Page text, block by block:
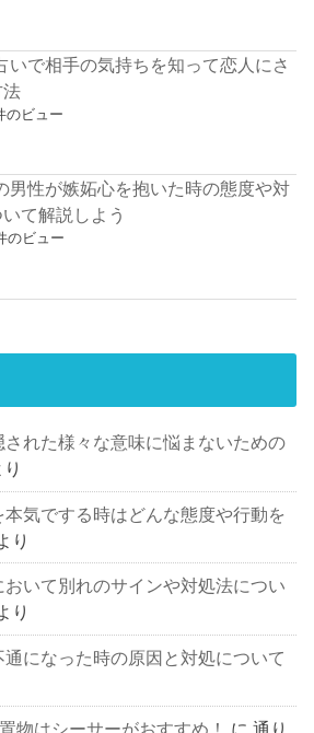
いで相手の気持ちを知って恋人にさ
法
のビュー
男性が嫉妬心を抱いた時の態度や対
て解説しよう
のビュー
れた様々な意味に悩まないための
り
気でする時はどんな態度や行動を
り
いて別れのサインや対処法につい
り
になった時の原因と対処について
物はシーサーがおすすめ！ に通り